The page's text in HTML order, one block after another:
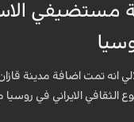
مستضيفي
انه تمت اضافة مدينة
الثقافي الايراني في